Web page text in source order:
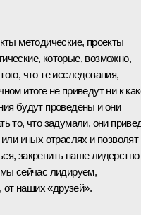
методические, проекты
которые, возможно,
что те исследования,
итоге не приведут ни к
будут проведены и они
то, что задумали, они
иных отраслях и позволят
закрепить наше лидерство
сейчас лидируем,
от наших «друзей».